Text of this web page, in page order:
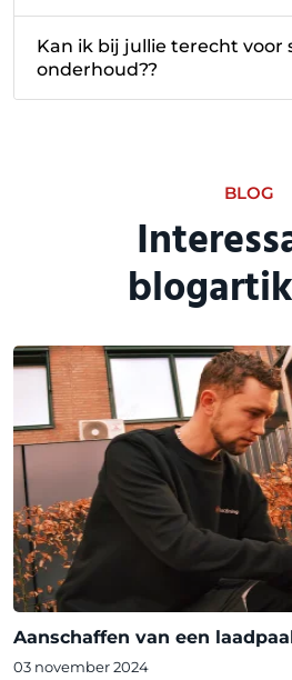
Kan ik bij jullie terecht voor
onderhoud??
BLOG
Aanschaffen van een
03 november 2024